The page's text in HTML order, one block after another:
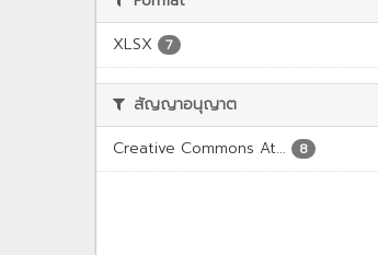
XLSX
7
สัญญาอนุญาต
Creative Commons At...
8